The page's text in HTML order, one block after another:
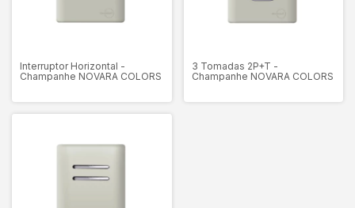
Interruptor Horizontal -
Champanhe NOVARA COLORS
3 Tomadas 2P+T -
Champanhe NOVARA COLORS